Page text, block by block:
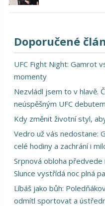
Doporučené
UFC Fight Night: Gamrot
momenty
Nezvládl jsem to v hlavě.
neúspěšným UFC debutem
Kdy změnit životní styl,
Vedro už vás nedostane:
celé hodiny a zachrání i
Srpnová obloha předvede
Slunce vystřídá noc plná
Líbáš jako bůh:
odmítl sportovat a